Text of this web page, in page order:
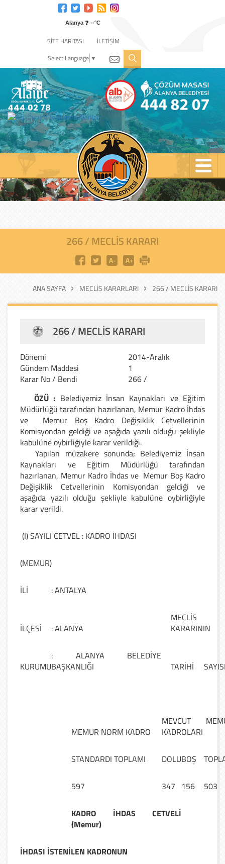
Alanya ❓ --°C
SİTE HARİTASI
İLETİŞİM
Select Language ▼
266 / MECLIS KARARI
ANA SAYFA MECLIS KARARLARI 266 / MECLIS KARARI
266 / MECLIS KARARI
Dönemi
2014-Aralık
Gündem Maddesi
1
Karar No / Bendi
266 /
ÖZÜ : Belediyemiz İnsan Kaynakları ve Eğitim
Müdürlüğü tarafından hazırlanan, Memur Kadro İhdas
ve Memur Boş Kadro Değişiklik Cetvellerinin
Komisyondan geldiği ve aşağıda yazılı olduğu şekliyle
kabulüne oybirliğiyle karar verildiği.
Yapılan müzakere sonunda; Belediyemiz İnsan
Kaynakları ve Eğitim Müdürlüğü tarafından
hazırlanan, Memur Kadro İhdas ve Memur Boş Kadro
Değişiklik Cetvellerinin Komisyondan geldiği ve
aşağıda yazılı olduğu şekliyle kabulüne oybirliğiyle
karar verildi.
(I) SAYILI CETVEL : KADRO İHDASI
(MEMUR)
İLİ : ANTALYA
İLÇESİ : ALANYA
MECLİS
KARARININ
KURUMU
: ALANYA BELEDİYE
BAŞKANLIĞI
TARİHİ
MEMUR NORM KADRO
MEVCUT
KADROLARI
STANDARDI TOPLAMI DOLUBOŞ
597 347 156 503
KADRO İHDAS CETVELİ
(Memur)
İHDASI İSTENİLEN KADRONUN